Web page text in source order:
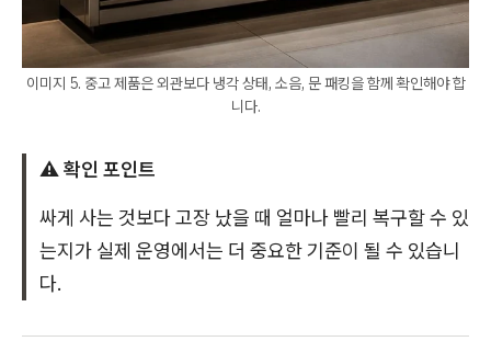
이미지 5. 중고 제품은 외관보다 냉각 상태, 소음, 문 패킹을 함께 확인해야 합
니다.
⚠️ 확인 포인트
싸게 사는 것보다 고장 났을 때 얼마나 빨리 복구할 수 있
는지가 실제 운영에서는 더 중요한 기준이 될 수 있습니
다.